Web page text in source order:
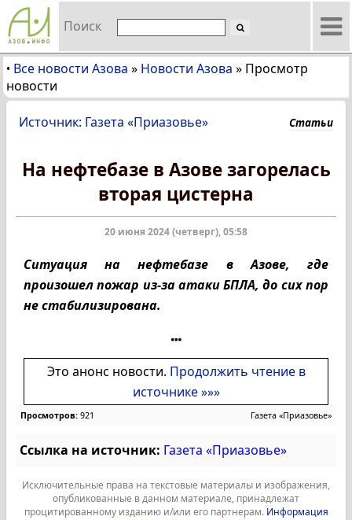
Поиск
• Все новости Азова » Новости Азова » Просмотр
новости
Источник: Газета «Приазовье» Статьи
На нефтебазе в Азове загорелась
вторая цистерна
20 июня 2024 (четверг), 05:58
Ситуация на нефтебазе в Азове, где
произошел пожар из-за атаки БПЛА, до сих пор
не стабилизирована.
Это анонс новости. Продолжить чтение в
источнике »»»
Просмотров: 921 Газета «Приазовье»
Ссылка на источник: Газета «Приазовье»
Исключительные права на текстовые материалы и изображения,
опубликованные в данном материале, принадлежат
процитированному изданию и/или его партнерам. Информация